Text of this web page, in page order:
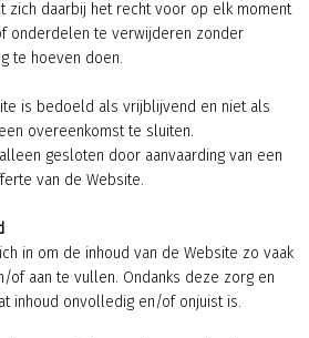
zich daarbij het recht voor op elk moment
onderdelen te verwijderen zonder
te hoeven doen.
is bedoeld als vrijblijvend en niet als
overeenkomst te sluiten.
gesloten door aanvaarding van een
van de Website.
in om de inhoud van de Website zo vaak
of aan te vullen. Ondanks deze zorg en
inhoud onvolledig en/of onjuist is.